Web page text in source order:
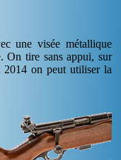
une visée métallique
On tire sans appui, sur
2014 on peut utiliser la